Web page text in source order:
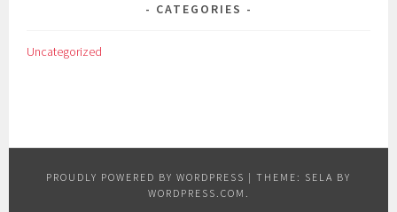
CATEGORIES
Uncategorized
PROUDLY POWERED BY WORDPRESS | THEME: SELA BY
WORDPRESS.COM .